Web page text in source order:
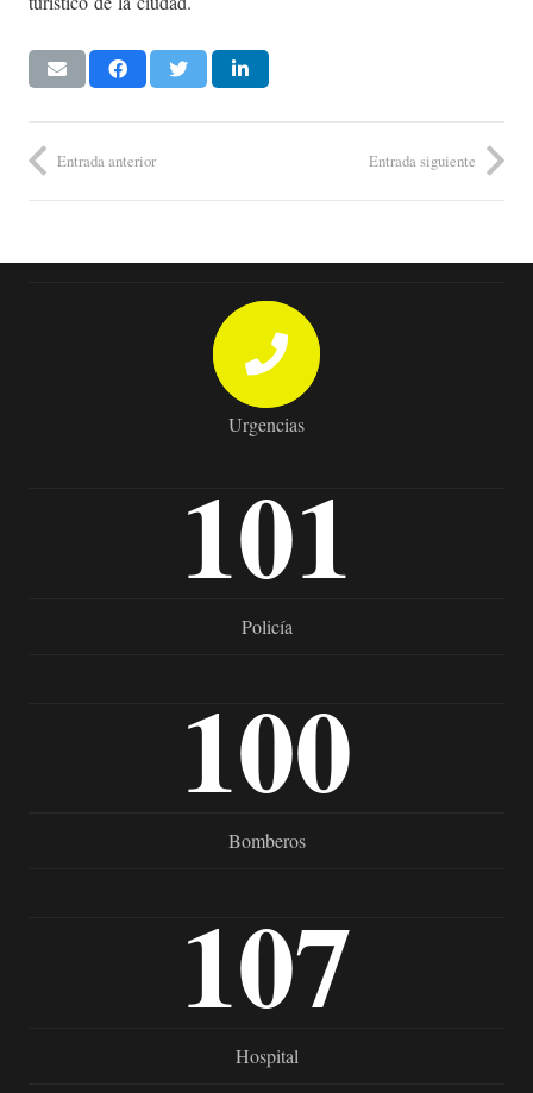
Entrada anterior Entrada siguiente
Urgencias
101
Policía
100
Bomberos
107
Hospital